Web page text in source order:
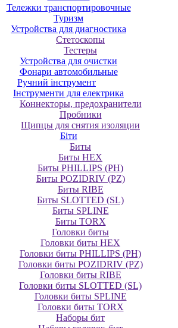
Тележки транспортировочные
Туризм
Устройства для диагностика
Стетоскопы
Тестеры
Устройства для очистки
Фонари автомобильные
Ручний інструмент
Інструменти для електрика
Коннекторы, предохранители
Пробники
Щипцы для снятия изоляции
Біти
Биты
Биты HEX
Биты PHILLIPS (PH)
Биты POZIDRIV (PZ)
Биты RIBE
Биты SLOTTED (SL)
Биты SPLINE
Биты TORX
Головки биты
Головки биты HEX
Головки биты PHILLIPS (PH)
Головки биты POZIDRIV (PZ)
Головки биты RIBE
Головки биты SLOTTED (SL)
Головки биты SPLINE
Головки биты TORX
Наборы бит